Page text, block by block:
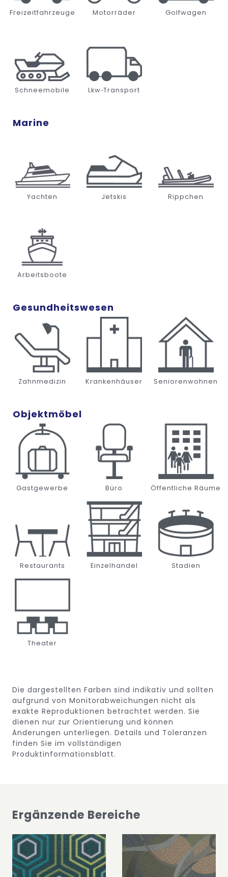
Freizeitfahrzeuge Motorräder Golfwagen
Schneemobile Lkw‑Transport
Marine
Yachten Jetskis Rippchen
Arbeitsboote
Gesundheitswesen
Zahnmedizin Krankenhäuser Seniorenwohnen
Objektmöbel
Gastgewerbe Büro Öffentliche Räume
Restaurants Einzelhandel Stadien
Theater
Die dargestellten Farben sind indikativ und sollten
aufgrund von Monitorabweichungen nicht als
exakte Reproduktionen betrachtet werden. Sie
dienen nur zur Orientierung und können
Änderungen unterliegen. Details und Toleranzen
finden Sie im vollständigen
Produktinformationsblatt.
Ergänzende Bereiche